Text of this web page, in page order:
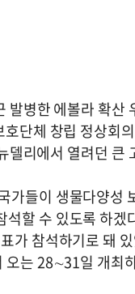
병한 에볼라 확산
단체 창립 정상회
리에서 열려던 큰
가들이 생물다양성
할 수 있도록 하겠
가 참석하기로 돼
는 28∼31일 개최